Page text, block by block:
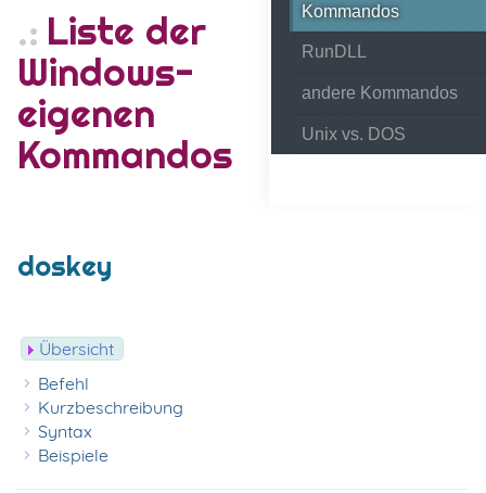
Kommandos
RunDLL
andere Kommandos
Unix vs. DOS
Liste der
Windows-
eigenen
Kommandos
doskey
Übersicht
Befehl
Kurzbeschreibung
Syntax
Beispiele